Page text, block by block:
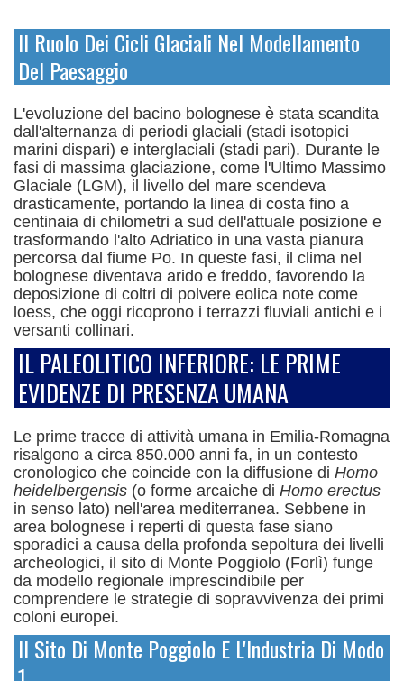
Il Ruolo Dei Cicli Glaciali Nel Modellamento
Del Paesaggio
L'evoluzione del bacino bolognese è stata scandita
dall'alternanza di periodi glaciali (stadi isotopici
marini dispari) e interglaciali (stadi pari). Durante le
fasi di massima glaciazione, come l'Ultimo Massimo
Glaciale (LGM), il livello del mare scendeva
drasticamente, portando la linea di costa fino a
centinaia di chilometri a sud dell'attuale posizione e
trasformando l'alto Adriatico in una vasta pianura
percorsa dal fiume Po. In queste fasi, il clima nel
bolognese diventava arido e freddo, favorendo la
deposizione di coltri di polvere eolica note come
loess, che oggi ricoprono i terrazzi fluviali antichi e i
versanti collinari.
IL PALEOLITICO INFERIORE: LE PRIME
EVIDENZE DI PRESENZA UMANA
Le prime tracce di attività umana in Emilia-Romagna
risalgono a circa 850.000 anni fa, in un contesto
cronologico che coincide con la diffusione di Homo
heidelbergensis (o forme arcaiche di Homo erectus
in senso lato) nell'area mediterranea. Sebbene in
area bolognese i reperti di questa fase siano
sporadici a causa della profonda sepoltura dei livelli
archeologici, il sito di Monte Poggiolo (Forlì) funge
da modello regionale imprescindibile per
comprendere le strategie di sopravvivenza dei primi
coloni europei.
Il Sito Di Monte Poggiolo E L'Industria Di Modo